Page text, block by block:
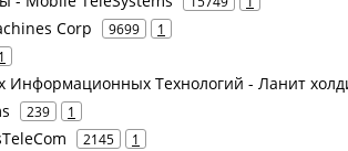
Corp 9699 1
1
Информационных Технологий - Ланит
239 1
2145 1